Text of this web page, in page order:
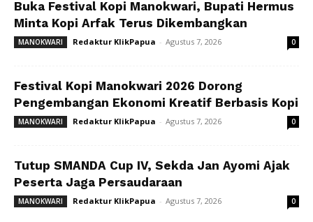
Buka Festival Kopi Manokwari, Bupati Hermus
Minta Kopi Arfak Terus Dikembangkan
MANOKWARI Redaktur KlikPapua - Agustus 7, 2026 0
Festival Kopi Manokwari 2026 Dorong
Pengembangan Ekonomi Kreatif Berbasis Kopi
MANOKWARI Redaktur KlikPapua - Agustus 7, 2026 0
Tutup SMANDA Cup IV, Sekda Jan Ayomi Ajak
Peserta Jaga Persaudaraan
MANOKWARI Redaktur KlikPapua - Agustus 7, 2026 0